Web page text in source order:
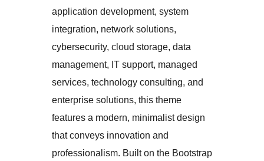
application development, system
integration, network solutions,
cybersecurity, cloud storage, data
management, IT support, managed
services, technology consulting, and
enterprise solutions, this theme
features a modern, minimalist design
that conveys innovation and
professionalism. Built on the Bootstrap